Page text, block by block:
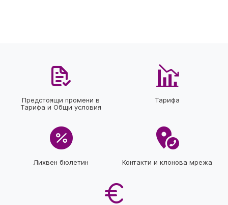
Предстоящи промени в
Тарифа и Общи условия
Тарифа
Лихвен бюлетин Контакти и клонова мрежа